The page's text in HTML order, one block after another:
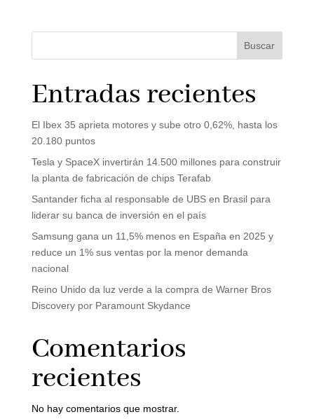
Buscar
Entradas recientes
El Ibex 35 aprieta motores y sube otro 0,62%, hasta los
20.180 puntos
Tesla y SpaceX invertirán 14.500 millones para construir
la planta de fabricación de chips Terafab
Santander ficha al responsable de UBS en Brasil para
liderar su banca de inversión en el país
Samsung gana un 11,5% menos en España en 2025 y
reduce un 1% sus ventas por la menor demanda
nacional
Reino Unido da luz verde a la compra de Warner Bros
Discovery por Paramount Skydance
Comentarios
recientes
No hay comentarios que mostrar.